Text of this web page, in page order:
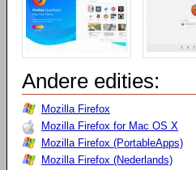
Andere edities:
Mozilla Firefox
Mozilla Firefox for Mac OS X
Mozilla Firefox (PortableApps)
Mozilla Firefox (Nederlands)